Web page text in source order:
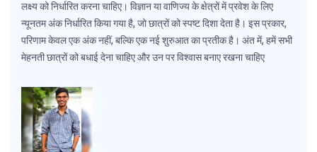
लक्ष्य को निर्धारित करना चाहिए। विज्ञान या वाणिज्य के क्षेत्रों में प्रवेश के लिए
न्यूनतम अंक निर्धारित किया गया है, जो छात्रों को स्पष्ट दिशा देता है। इस प्रकार,
परिणाम केवल एक अंक नहीं, बल्कि एक नई शुरुआत का प्रतीक है। अंत में, हमें सभी
मेहनती छात्रों को बधाई देना चाहिए और उन पर विश्वास बनाए रखना चाहिए